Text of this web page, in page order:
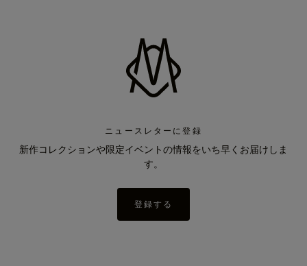
ニュースレターに登録
新作コレクションや限定イベントの情報をいち早くお届けしま
す。
登録する